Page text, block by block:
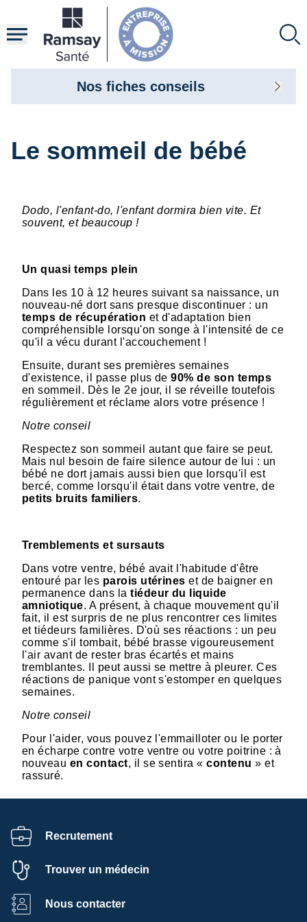
contenu
principal
Le sommeil de bébé
Dodo, l'enfant-do, l'enfant dormira bien vite. Et
souvent, et beaucoup !
Un quasi temps plein
Dans les 10 à 12 heures suivant sa naissance, un
nouveau-né dort sans presque discontinuer : un
temps de récupération et d'adaptation bien
compréhensible lorsqu'on songe à l'intensité de ce
qu'il a vécu durant l'accouchement !
Ensuite, durant ses premières semaines
d'existence, il passe plus de90% de son temps
en sommeil. Dès le 2e jour, il se réveille toutefois
régulièrement et réclame alors votre présence !
Notre conseil
Respectez son sommeil autant que faire se peut.
Mais nul besoin de faire silence autour de lui : un
bébé ne dort jamais aussi bien que lorsqu'il est
bercé, comme lorsqu'il était dans votre ventre, de
petits bruits familiers.
Tremblements et sursauts
Dans votre ventre, bébé avait l'habitude d'être
entouré par les parois utérines et de baigner en
permanence dans latiédeur du liquide
amniotique. A présent, à chaque mouvement qu'il
fait, il est surpris de ne plus rencontrer ces limites
et tiédeurs familières. D'où ses réactions : un peu
comme s'il tombait, bébé brasse vigoureusement
l'air avant de rester bras écartés et mains
tremblantes. Il peut aussi se mettre à pleurer. Ces
réactions de panique vont s'estomper en quelques
semaines.
Notre conseil
Pour l'aider, vous pouvez l'emmailloter ou le porter
en écharpe contre votre ventre ou votre poitrine : à
nouveau en contact, il se sentira « contenu» et
rassuré.
Nos fiches conseils
Recrutement
Trouver un médecin
Nous contacter